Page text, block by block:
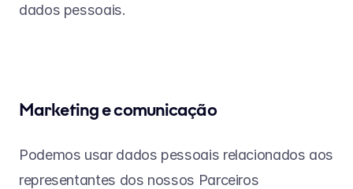
dados pessoais.
Marketing e comunicação
Podemos usar dados pessoais relacionados aos
representantes dos nossos Parceiros